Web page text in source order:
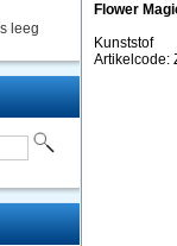
leeg
Flower
Kunststof
Artikelcode: